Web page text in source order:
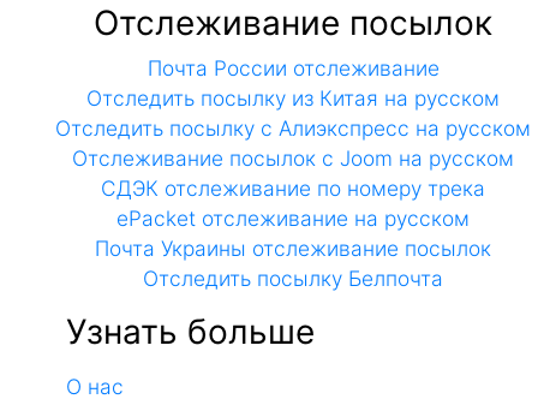
Отслеживание посылок
Почта России отслеживание
Отследить посылку из Китая на русском
Отследить посылку с Алиэкспресс на русском
Отслеживание посылок с Joom на русском
СДЭК отслеживание по номеру трека
ePacket отслеживание на русском
Почта Украины отслеживание посылок
Отследить посылку Белпочта
Узнать больше
О нас